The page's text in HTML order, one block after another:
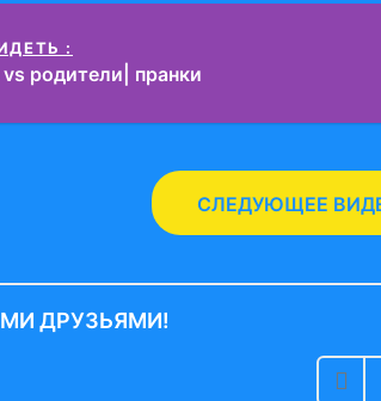
:
родители| пранки
СЛЕДУЮЩЕЕ
ДРУЗЬЯМИ!